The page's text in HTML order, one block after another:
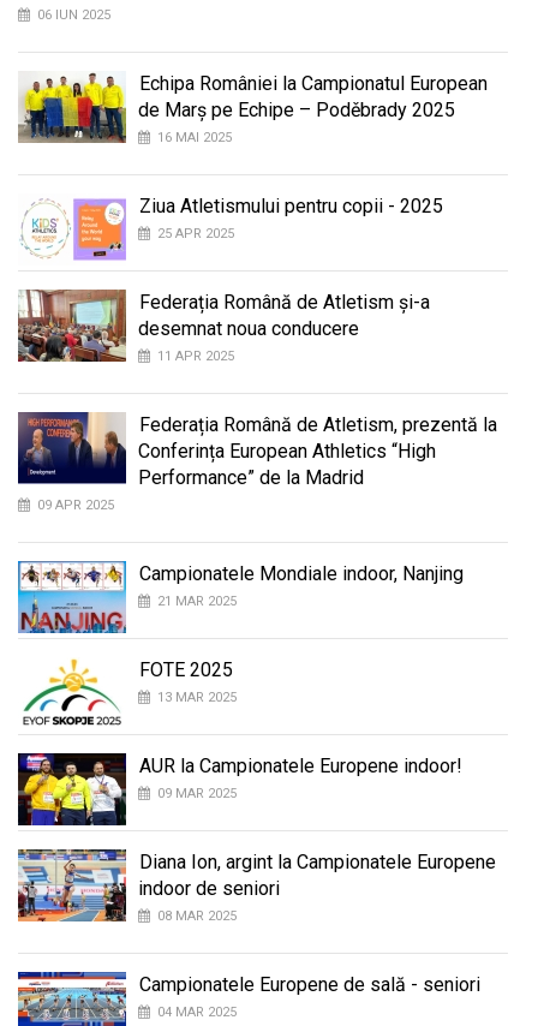
06 IUN 2025
Echipa României la Campionatul European
de Marș pe Echipe – Poděbrady 2025
16 MAI 2025
Ziua Atletismului pentru copii - 2025
25 APR 2025
Federația Română de Atletism și-a
desemnat noua conducere
11 APR 2025
Federația Română de Atletism, prezentă la
Conferința European Athletics “High
Performance” de la Madrid
09 APR 2025
Campionatele Mondiale indoor, Nanjing
21 MAR 2025
FOTE 2025
13 MAR 2025
AUR la Campionatele Europene indoor!
09 MAR 2025
Diana Ion, argint la Campionatele Europene
indoor de seniori
08 MAR 2025
Campionatele Europene de sală - seniori
04 MAR 2025